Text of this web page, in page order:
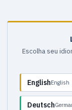
Escolha seu
EnglishEnglish
Deutsch